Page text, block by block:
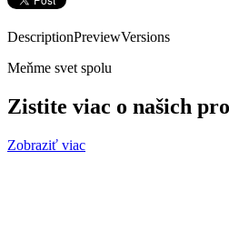
DescriptionPreviewVersions
Meňme svet spolu
Zistite viac o našich
Zobraziť viac